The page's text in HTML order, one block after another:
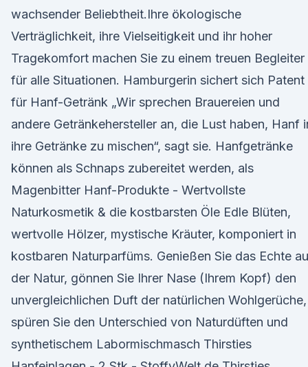
wachsender Beliebtheit.Ihre ökologische
Verträglichkeit, ihre Vielseitigkeit und ihr hoher
Tragekomfort machen Sie zu einem treuen Begleiter
für alle Situationen. Hamburgerin sichert sich Patent
für Hanf-Getränk „Wir sprechen Brauereien und
andere Getränkehersteller an, die Lust haben, Hanf
ihre Getränke zu mischen“, sagt sie. Hanfgetränke
können als Schnaps zubereitet werden, als
Magenbitter Hanf-Produkte - Wertvollste
Naturkosmetik & die kostbarsten Öle Edle Blüten,
wertvolle Hölzer, mystische Kräuter, komponiert in
kostbaren Naturparfüms. Genießen Sie das Echte
der Natur, gönnen Sie Ihrer Nase (Ihrem Kopf) den
unvergleichlichen Duft der natürlichen Wohlgerüche,
spüren Sie den Unterschied von Naturdüften und
synthetischem Labormischmasch Thirsties